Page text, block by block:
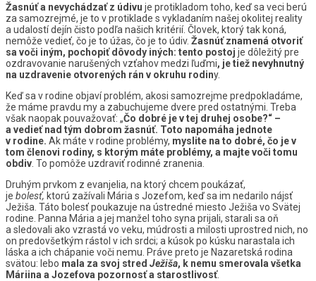
Žasnúť a nevychádzať z údivu je protikladom toho, keď sa veci berú
za samozrejmé, je to v protiklade s vykladaním našej okolitej reality
a udalostí dejín čisto podľa našich kritérií. Človek, ktorý tak koná,
nemôže vedieť, čo je to úžas, čo je to údiv. Žasnúť znamená otvoriť
sa voči iným, pochopiť dôvody iných: tento postoj je dôležitý pre
ozdravovanie narušených vzťahov medzi ľuďmi, je tiež nevyhnutný
na uzdravenie otvorených rán v okruhu rodiny.
Keď sa v rodine objaví problém, akosi samozrejme predpokladáme,
že máme pravdu my a zabuchujeme dvere pred ostatnými. Treba
však naopak pouvažovať: „Čo dobré je v tej druhej osobe?“ –
a vedieť nad tým dobrom žasnúť. Toto napomáha jednote
v rodine. Ak máte v rodine problémy, myslite na to dobré, čo je v
tom členovi rodiny, s ktorým máte problémy, a majte voči tomu
obdiv . To pomôže uzdraviť rodinné zranenia.
Druhým prvkom z evanjelia, na ktorý chcem poukázať,
je bolesť, ktorú zažívali Mária s Jozefom, keď sa im nedarilo nájsť
Ježiša. Táto bolesť poukazuje na ústredné miesto Ježiša vo Svätej
rodine. Panna Mária a jej manžel toho syna prijali, starali sa oň
a sledovali ako vzrastá vo veku, múdrosti a milosti uprostred nich, no
on predovšetkým rástol v ich srdci; a kúsok po kúsku narastala ich
láska a ich chápanie voči nemu. Práve preto je Nazaretská rodina
svätou: lebo mala za svoj stred Ježiša, k nemu smerovala všetka
Máriina a Jozefova pozornosť a starostlivosť.